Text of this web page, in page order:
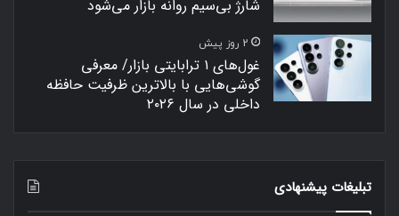
شارژ بی‌سیم روانه بازار می‌شود
2 روز پیش
غول‌های ۱ ترابایتی بازار/ معرفی
گوشی‌هایی با بالاترین ظرفیت حافظه
داخلی در سال ۲۰۲۶
تبلیغات پیشنهادی